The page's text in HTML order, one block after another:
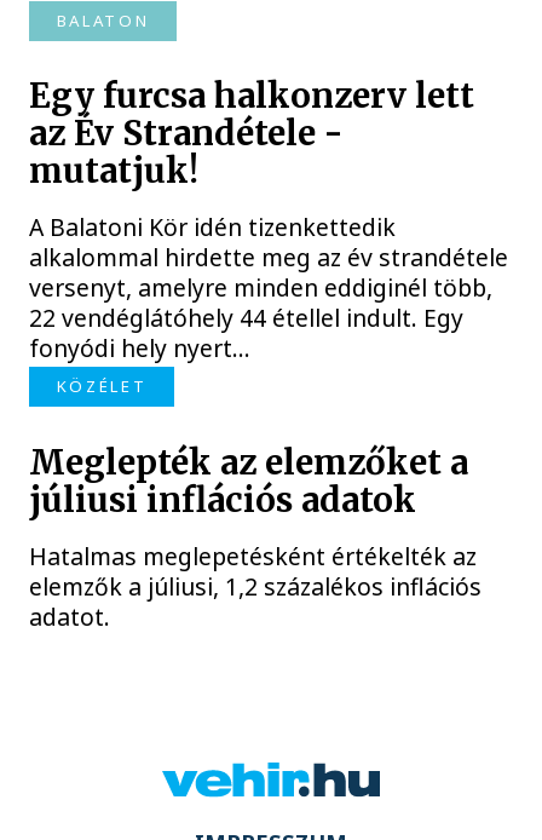
BALATON
Egy furcsa halkonzerv lett
az Év Strandétele -
mutatjuk!
A Balatoni Kör idén tizenkettedik
alkalommal hirdette meg az év strandétele
versenyt, amelyre minden eddiginél több,
22 vendéglátóhely 44 étellel indult. Egy
fonyódi hely nyert...
KÖZÉLET
Meglepték az elemzőket a
júliusi inflációs adatok
Hatalmas meglepetésként értékelték az
elemzők a júliusi, 1,2 százalékos inflációs
adatot.